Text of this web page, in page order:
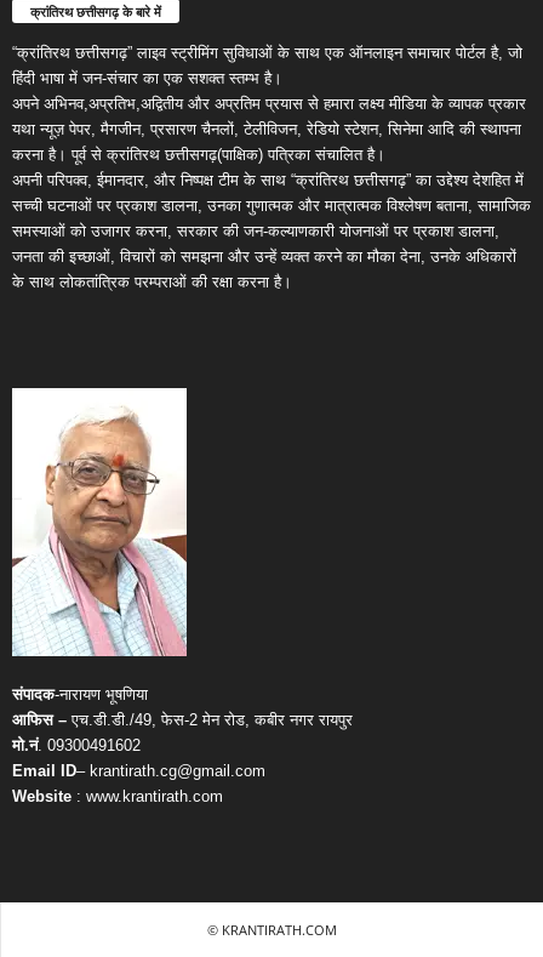
क्रांतिरथ छत्तीसगढ़ के बारे में
“क्रांतिरथ छत्तीसगढ़” लाइव स्ट्रीमिंग सुविधाओं के साथ एक ऑनलाइन समाचार पोर्टल है, जो
हिंदी भाषा में जन-संचार का एक सशक्त स्तम्भ है।
अपने अभिनव,अप्रतिभ,अद्वितीय और अप्रतिम प्रयास से हमारा लक्ष्य मीडिया के व्यापक प्रकार
यथा न्यूज़ पेपर, मैगजीन, प्रसारण चैनलों, टेलीविजन, रेडियो स्टेशन, सिनेमा आदि की स्थापना
करना है। पूर्व से क्रांतिरथ छत्तीसगढ़(पाक्षिक) पत्रिका संचालित है।
अपनी परिपक्व, ईमानदार, और निष्पक्ष टीम के साथ “क्रांतिरथ छत्तीसगढ़” का उद्देश्य देशहित में
सच्ची घटनाओं पर प्रकाश डालना, उनका गुणात्मक और मात्रात्मक विश्लेषण बताना, सामाजिक
समस्याओं को उजागर करना, सरकार की जन-कल्याणकारी योजनाओं पर प्रकाश डालना,
जनता की इच्छाओं, विचारों को समझना और उन्हें व्यक्त करने का मौका देना, उनके अधिकारों
के साथ लोकतांत्रिक परम्पराओं की रक्षा करना है।
संपादक-नारायण भूषणिया
आफिस –एच.डी.डी./49, फेस-2 मेन रोड, कबीर नगर रायपुर
मो.नं. 09300491602
Email ID– krantirath.cg@gmail.com
Website : www.krantirath.com
© KRANTIRATH.COM